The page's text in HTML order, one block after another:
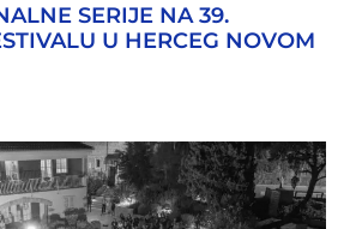
SERIJE NA 39.
U HERCEG NOVOM